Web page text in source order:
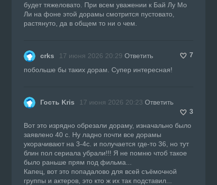
будет тяжеловато. При всем уважении к Бай Лу Мо
Ли на фоне этой дорамы смотрится пустовато,
растянуто, да в общем то ни о чем.
crks 17 июня 2026 20:29 Ответить
7
побольше бы таких дорам. Супер интересная!
Гость Kris 17 июня 2026 20:23 Ответить
3
Вот это изрядно обрезали дораму, изначально было
заявлено 40 с. Ну ладно почти все дорамы
укорачивают на 3-4с. и получается где-то 36, но тут
блин пол сериала убрали!!! Я не помню чтоб такое
было раньше прям под фильма...
Капец, вот это попадалово для всей съёмочной
группы и актеров, это кто ж их так подставил...